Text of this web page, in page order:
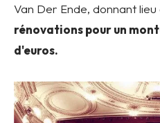
Van Der Ende, donnant lieu
rénovations pour un
d'euros.